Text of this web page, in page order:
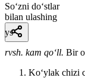
So‘zni do‘stlar
bilan ulashing
ys
rvsh. kam qoʻll. Bir
Koʻylak chizi